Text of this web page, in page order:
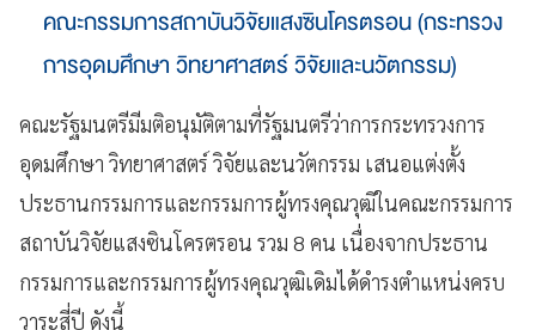
คณะกรรมการสถาบันวิจัยแสงซินโครตรอน (กระทรวง
การอุดมศึกษา วิทยาศาสตร์ วิจัยและนวัตกรรม)
คณะรัฐมนตรีมีมติอนุมัติตามที่รัฐมนตรีว่าการกระทรวงการ
อุดมศึกษา วิทยาศาสตร์ วิจัยและนวัตกรรม เสนอแต่งตั้ง
ประธานกรรมการและกรรมการผู้ทรงคุณวุฒิในคณะกรรมการ
สถาบันวิจัยแสงซินโครตรอน รวม 8 คน เนื่องจากประธาน
กรรมการและกรรมการผู้ทรงคุณวุฒิเดิมได้ดำรงตำแหน่งครบ
วาระสี่ปี ดังนี้